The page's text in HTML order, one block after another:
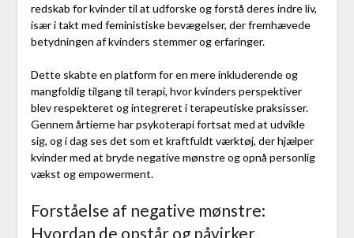
redskab for kvinder til at udforske og forstå deres indre liv,
især i takt med feministiske bevægelser, der fremhævede
betydningen af kvinders stemmer og erfaringer.
Dette skabte en platform for en mere inkluderende og
mangfoldig tilgang til terapi, hvor kvinders perspektiver
blev respekteret og integreret i terapeutiske praksisser.
Gennem årtierne har psykoterapi fortsat med at udvikle
sig, og i dag ses det som et kraftfuldt værktøj, der hjælper
kvinder med at bryde negative mønstre og opnå personlig
vækst og empowerment.
Forståelse af negative mønstre:
Hvordan de opstår og påvirker